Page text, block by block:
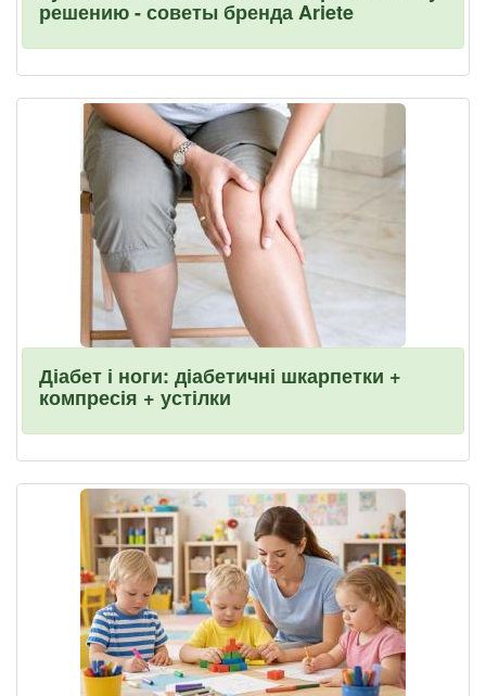
решению - советы бренда Ariete
Діабет і ноги: діабетичні шкарпетки +
компресія + устілки